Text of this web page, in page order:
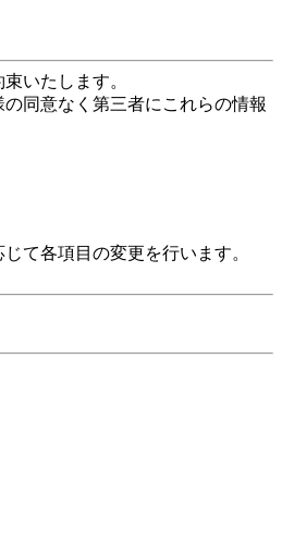
いたします。
同意なく第三者にこれらの情報
て各項目の変更を行います。